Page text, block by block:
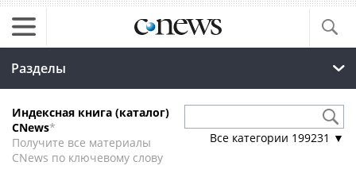
Разделы
Индексная книга (каталог)
CNews*
Получите все материалы
CNews по ключевому слову
Все категории 199231 ▼